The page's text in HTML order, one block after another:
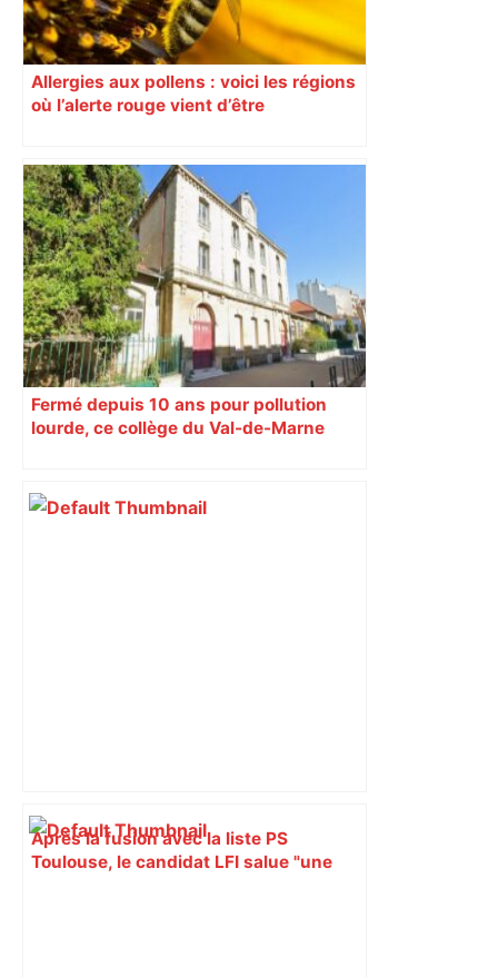
Allergies aux pollens : voici les régions
où l’alerte rouge vient d’être
Fermé depuis 10 ans pour pollution
lourde, ce collège du Val-de-Marne
Après la fusion avec la liste PS
Toulouse, le candidat LFI salue "une